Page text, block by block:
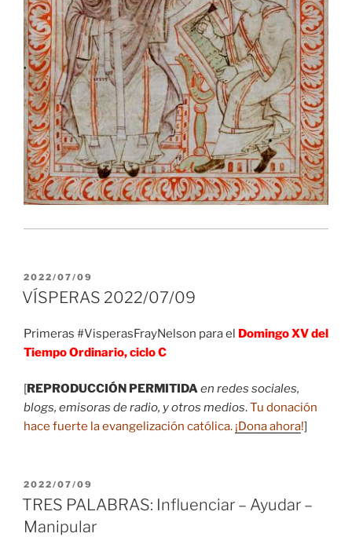
PUBLICADO
EL
2022/07/09
VÍSPERAS 2022/07/09
Primeras #VisperasFrayNelson para el Domingo XV del
Tiempo Ordinario, ciclo C
[REPRODUCCIÓN PERMITIDAen redes sociales,
blogs, emisoras de radio, y otros medios.Tu donación
hace fuerte la evangelización católica. ¡Dona ahora!]
PUBLICADO
EL
2022/07/09
TRES PALABRAS: Influenciar – Ayudar –
Manipular